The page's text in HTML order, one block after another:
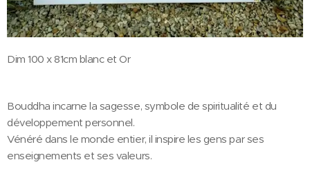
Dim 100 x 81cm blanc et Or
Bouddha incarne la sagesse, symbole de spiritualité et du
développement personnel.
Vénéré dans le monde entier, il inspire les gens par ses
enseignements et ses valeurs.